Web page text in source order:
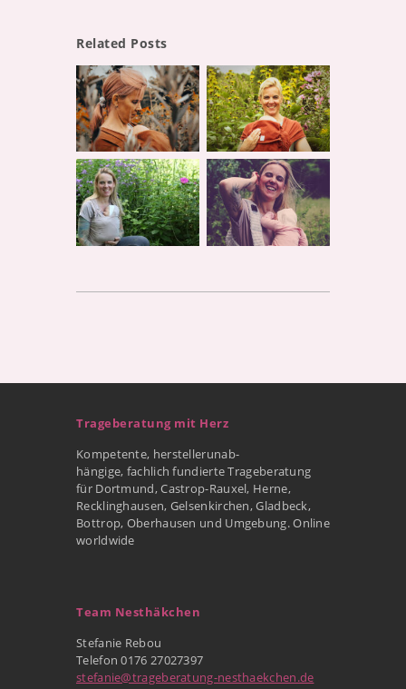
Related Posts
Trageberatung mit Herz
Kompetente, herstellerunab-
hängige, fachlich fundierte Trageberatung
für Dortmund, Castrop-Rauxel, Herne,
Recklinghausen, Gelsenkirchen, Gladbeck,
Bottrop, Oberhausen und Umgebung. Online
worldwide
Team Nesthäkchen
Stefanie Rebou
Telefon 0176 27027397
stefanie@trageberatung-nesthaekchen.de